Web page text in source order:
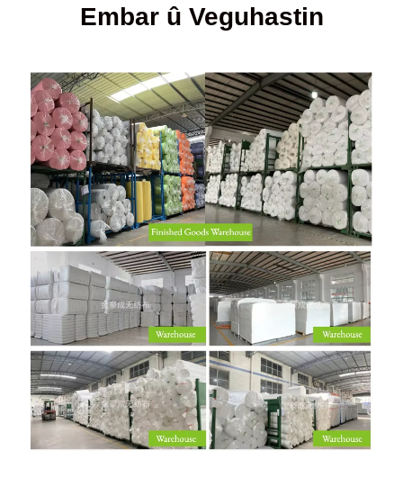
Embar û Veguhastin